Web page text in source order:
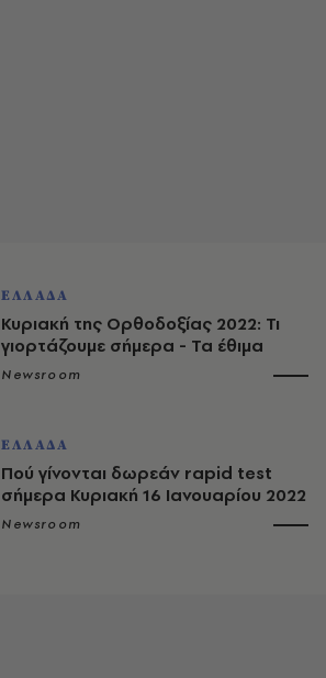
ΕΛΛΑΔΑ
Κυριακή της Ορθοδοξίας 2022: Τι
γιορτάζουμε σήμερα - Τα έθιμα
Newsroom
ΕΛΛΑΔΑ
Πού γίνονται δωρεάν rapid test
σήμερα Κυριακή 16 Ιανουαρίου 2022
Newsroom